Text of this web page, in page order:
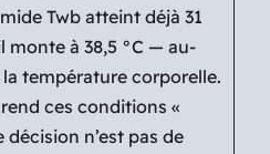
Twb atteint déjà 31
monte à 38,5 °C — au-
température corporelle.
ces conditions «
n’est pas de